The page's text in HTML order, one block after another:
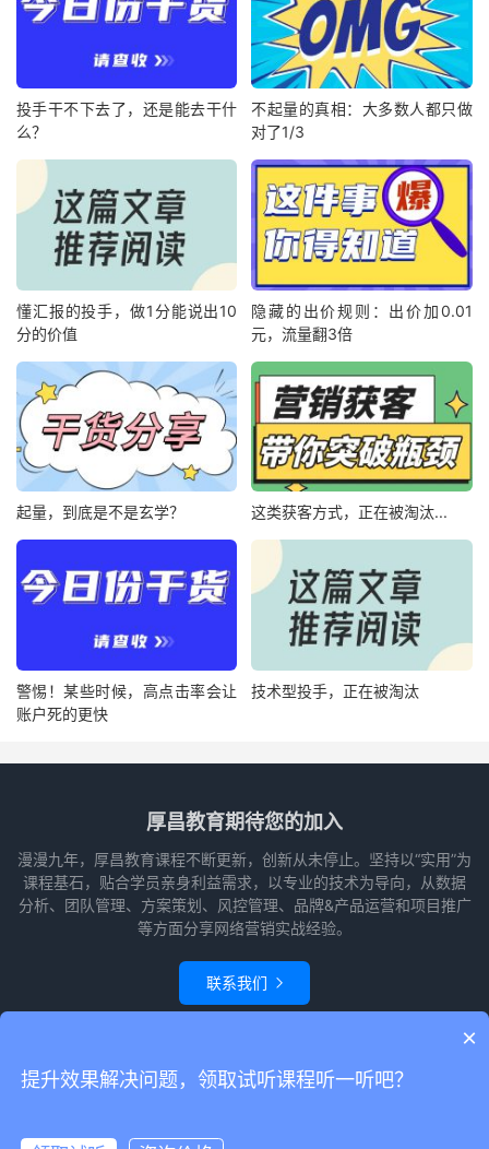
投手干不下去了，还是能去干什
么？
不起量的真相：大多数人都只做
对了1/3
懂汇报的投手，做1分能说出10
分的价值
隐藏的出价规则：出价加0.01
元，流量翻3倍
起量，到底是不是玄学？ 这类获客方式，正在被淘汰...
警惕！某些时候，高点击率会让
账户死的更快
技术型投手，正在被淘汰
厚昌教育期待您的加入
漫漫九年，厚昌教育课程不断更新，创新从未停止。坚持以“实用”为
课程基石，贴合学员亲身利益需求，以专业的技术为导向，从数据
分析、团队管理、方案策划、风控管理、品牌&产品运营和项目推广
等方面分享网络营销实战经验。
联系我们 
© 2010-2026赵阳竞价培训-厚昌教育本站主题由themebetter
地图
×
提升效果解决问题，领取试听课程听一听吧？